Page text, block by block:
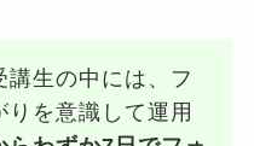
生の中には、フ
りを意識して運用